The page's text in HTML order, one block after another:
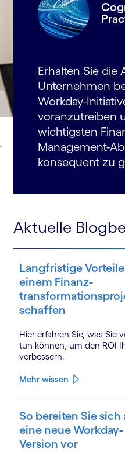
Erhalten Sie die
Unternehmen
Workday-
voranzutreiben
wichtigsten
Manage­ment-
konsequent zu
Aktuelle
Langfristige
einem Finanz­
schaffen
Hier erfahren Sie, was Sie
tun können, um den ROI
verbessern.
Mehr wissen
So bereiten Sie sich
eine neue Workday-
Version vor